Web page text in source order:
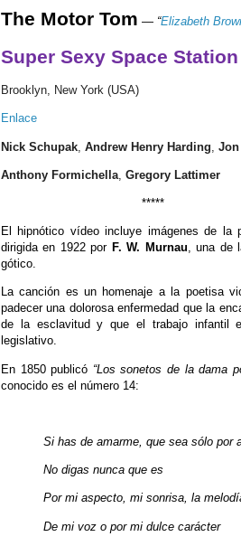
The Motor Tom — “Elizabeth
Super Sexy Space Station
Brooklyn, New York (USA)
Enlace
Nick Schupak Andrew Henry Harding
Anthony Formichella Gregory Lattimer
*****
El hipnótico vídeo incluye imágenes de la
dirigida en 1922 por F. W. Murnau, una de
gótico.
La canción es un homenaje a la poetisa
padecer una dolorosa enfermedad que la
de la esclavitud y que el trabajo infantil
legislativo.
En 1850 publicó “Los sonetos de la dama
conocido es el número 14:
Si has de amarme, que sea sólo por
No digas nunca que es
Por mi aspecto, mi sonrisa, la
De mi voz o por mi dulce carácter